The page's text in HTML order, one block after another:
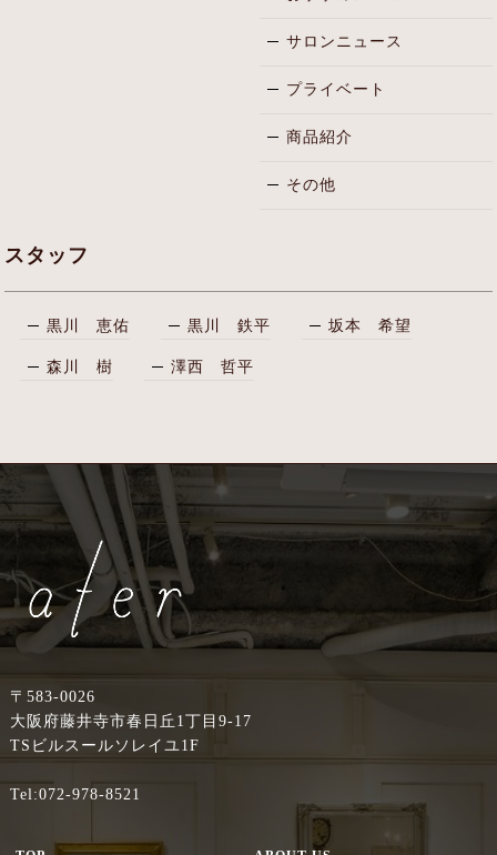
サロンニュース
プライベート
商品紹介
その他
スタッフ
黒川 恵佑 黒川 鉄平 坂本 希望
森川 樹 澤西 哲平
〒583-0026
大阪府藤井寺市春日丘1丁目9-17
TSビルスールソレイユ1F
Tel:072-978-8521